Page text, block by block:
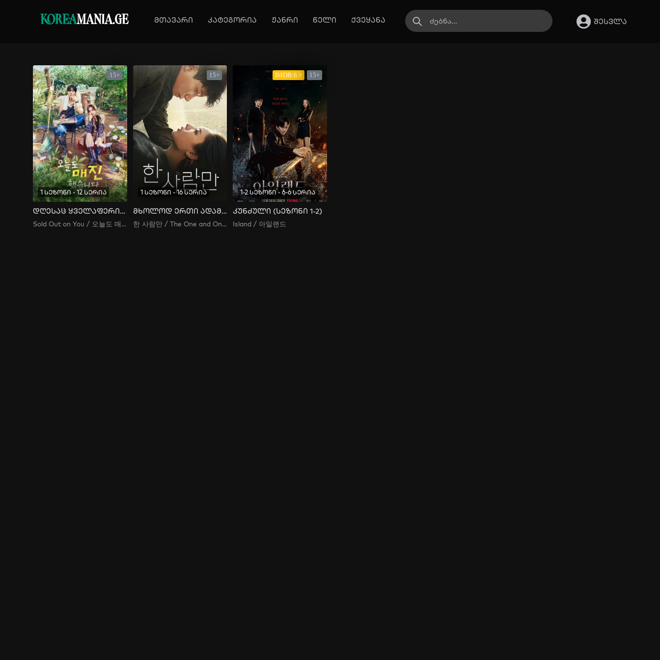
KOREAMANIA.GE მთავარი კატეგორია ჟანრი წელი ქვეყანა შესვლა
15+
1 სეზონი - 12 სერია
დღესაც ყველაფერი გაყიდულია
Sold Out on You / 오늘도 매진했습니다 / It’s Sold Out Again Today
15+
1 სეზონი - 16 სერია
მხოლოდ ერთი ადამიანი
한 사람만 / The One and Only / Only One Person
IMDB:6.9 15+
1-2 სეზონი - 6-6 სერია
კუნძული (სეზონი 1-2)
Island / 아일랜드